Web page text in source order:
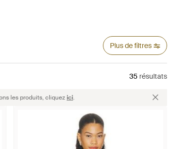
Plus de filtres
35 résultats
les produits, cliquezici.